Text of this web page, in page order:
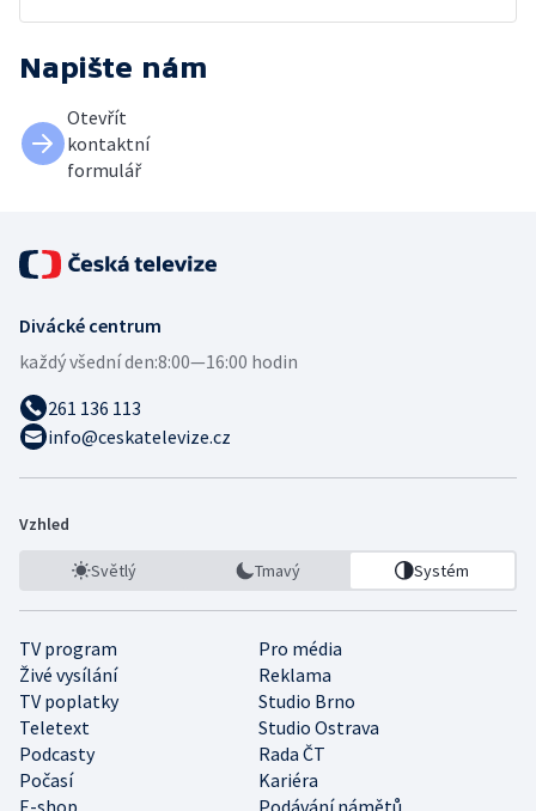
Napište nám
Otevřít
kontaktní
formulář
Divácké centrum
každý všední den:8:00—16:00 hodin
261 136 113
info@ceskatelevize.cz
Vzhled
Světlý Tmavý Systém
TV program
Pro média
Živé vysílání
Reklama
TV poplatky
Studio Brno
Teletext
Studio Ostrava
Podcasty
Rada ČT
Počasí
Kariéra
E-shop
Podávání námětů